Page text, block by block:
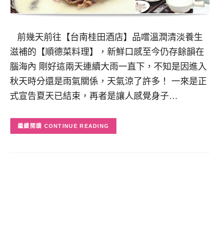
前幾天前往【台南桂田酒店】品嚐溫潤清淡養生
滋補的【順德菜料理】，新鮮口感至今仍存餘韻在
腦海內 剛好這兩天連續大雨一直下，不知是因進入
秋天時分還是雨氣關係，天氣涼了許多！ 一來是正
式宣告夏天已結束，再者是讓人感覺身子…
CONTINUE READING